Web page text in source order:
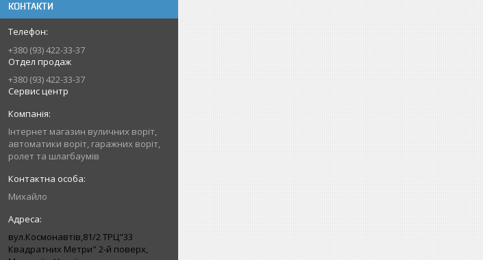
КОНТАКТИ
+380 (93) 422-33-37
Отдел продаж
+380 (93) 422-33-37
Сервис центр
Інтернет магазин вуличних воріт,
автоматики воріт, гаражних воріт,
ролет та шлагбаумів
Михайло
вул.Космонавтів,81/2 ТРЦ"33
Квадратних Метри" 2-й поверх,